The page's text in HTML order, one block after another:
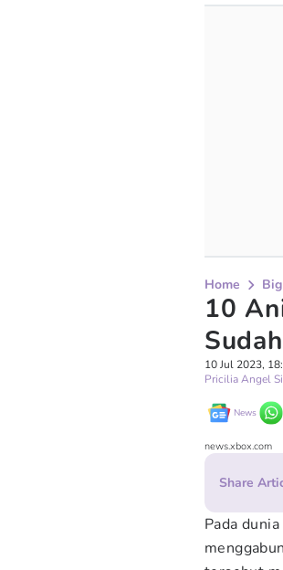
Home
10
10 Jul 2023,
Pricilia Angel
News
news.xbox.com
Share
Pada